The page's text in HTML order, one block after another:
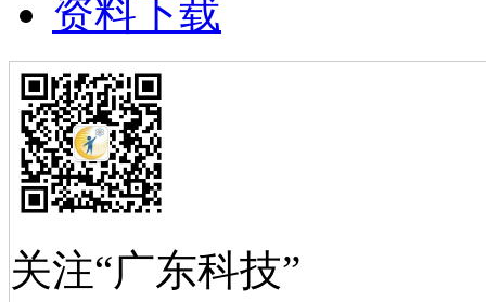
资料下载
关注“广东科技”